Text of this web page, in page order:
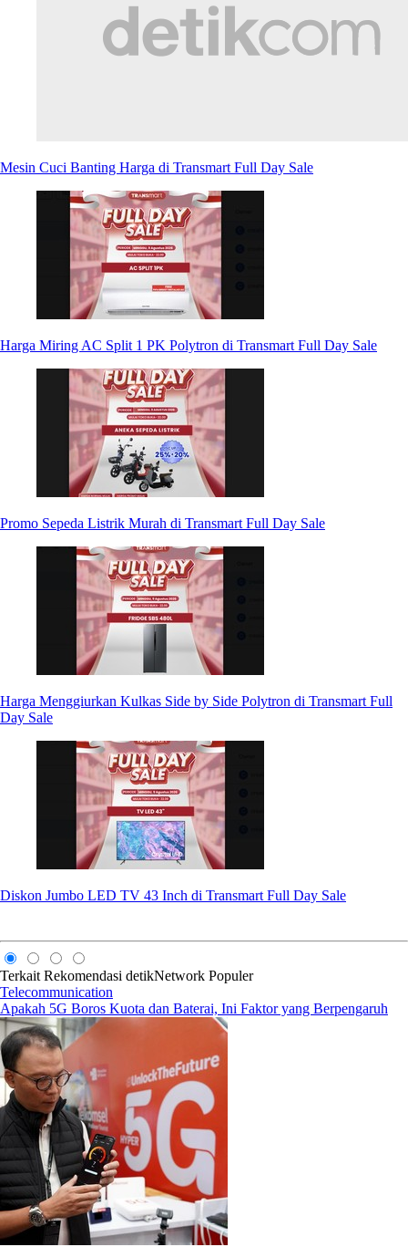
Mesin Cuci Banting Harga di Transmart Full Day Sale
Harga Miring AC Split 1 PK Polytron di Transmart Full Day Sale
Promo Sepeda Listrik Murah di Transmart Full Day Sale
Harga Menggiurkan Kulkas Side by Side Polytron di Transmart Full
Day Sale
Diskon Jumbo LED TV 43 Inch di Transmart Full Day Sale
Terkait Rekomendasi detikNetwork Populer
Telecommunication
Apakah 5G Boros Kuota dan Baterai, Ini Faktor yang Berpengaruh